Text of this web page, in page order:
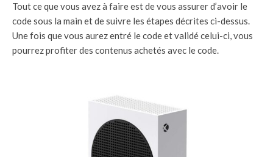
Tout ce que vous avez à faire est de vous assurer d’avoir le
code sous la main et de suivre les étapes décrites ci-dessus.
Une fois que vous aurez entré le code et validé celui-ci, vous
pourrez profiter des contenus achetés avec le code.